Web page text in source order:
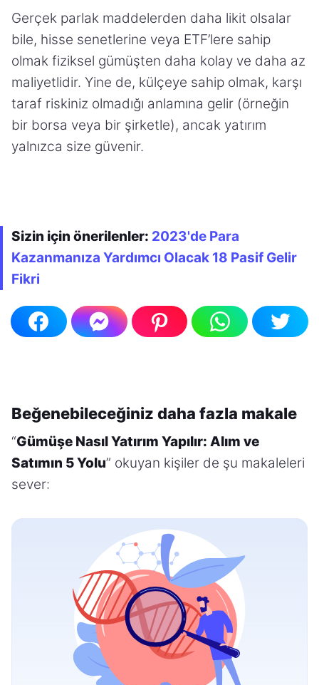
Gerçek parlak maddelerden daha likit olsalar
bile, hisse senetlerine veya ETF’lere sahip
olmak fiziksel gümüşten daha kolay ve daha az
maliyetlidir. Yine de, külçeye sahip olmak, karşı
taraf riskiniz olmadığı anlamına gelir (örneğin
bir borsa veya bir şirketle), ancak yatırım
yalnızca size güvenir.
Sizin için önerilenler: 2023'de Para
Kazanmanıza Yardımcı Olacak 18 Pasif Gelir
Fikri
Beğenebileceğiniz daha fazla makale
“Gümüşe Nasıl Yatırım Yapılır: Alım ve
Satımın 5 Yolu” okuyan kişiler de şu makaleleri
sever: